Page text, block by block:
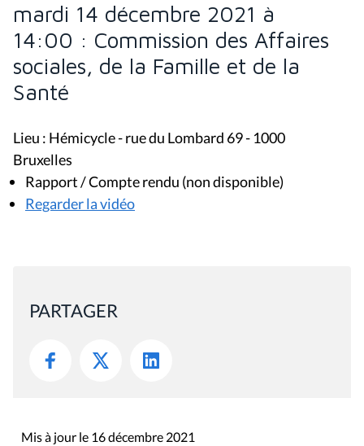
mardi 14 décembre 2021 à
14:00 : Commission des Affaires
sociales, de la Famille et de la
Santé
Lieu : Hémicycle - rue du Lombard 69 - 1000
Bruxelles
Rapport / Compte rendu (non disponible)
Regarder la vidéo
PARTAGER
Mis à jour le 16 décembre 2021